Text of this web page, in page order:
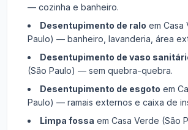
— cozinha e banheiro.
Desentupimento de ralo em Casa
Paulo) — banheiro, lavanderia, área
Desentupimento de vaso
(São Paulo) — sem quebra-quebra.
Desentupimento de esgoto em
Paulo) — ramais externos e caixa de
Limpa fossa em Casa Verde (São